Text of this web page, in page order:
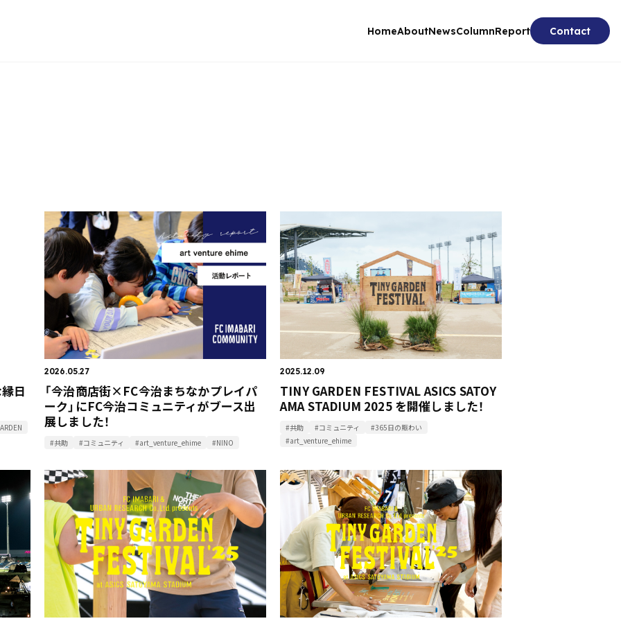
HomeAboutNewsColumnReport Contact
日
2026.05.27
「今治商店街×FC今治まちなかプレイパ
ーク」にFC今治コミュニティがブース出
展しました！
#共助 #コミュニティ #art_venture_ehime #NINO
2025.12.09
TINY GARDEN FESTIVAL ASICS SATOY
AMA STADIUM 2025 を開催しました！
#共助 #コミュニティ
#365日の賑わい
#art_venture_ehime